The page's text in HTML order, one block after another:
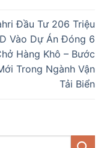
Đầu Tư 206 Triệu
Vào Dự Án Đóng 6
Hàng Khô – Bước
Trong Ngành Vận
Tải Biển